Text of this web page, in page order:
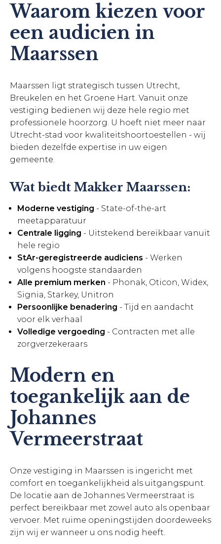
Waarom kiezen voor
een audicien in
Maarssen
Maarssen ligt strategisch tussen Utrecht,
Breukelen en het Groene Hart. Vanuit onze
vestiging bedienen wij deze hele regio met
professionele hoorzorg. U hoeft niet meer naar
Utrecht-stad voor kwaliteitshoortoestellen - wij
bieden dezelfde expertise in uw eigen
gemeente.
Wat biedt Makker Maarssen:
Moderne vestiging - State-of-the-art
meetapparatuur
Centrale ligging - Uitstekend bereikbaar vanuit
hele regio
StAr-geregistreerde audiciens - Werken
volgens hoogste standaarden
Alle premium merken - Phonak, Oticon, Widex,
Signia, Starkey, Unitron
Persoonlijke benadering - Tijd en aandacht
voor elk verhaal
Volledige vergoeding - Contracten met alle
zorgverzekeraars
Modern en
toegankelijk aan de
Johannes
Vermeerstraat
Onze vestiging in Maarssen is ingericht met
comfort en toegankelijkheid als uitgangspunt.
De locatie aan de Johannes Vermeerstraat is
perfect bereikbaar met zowel auto als openbaar
vervoer. Met ruime openingstijden doordeweeks
zijn wij er wanneer u ons nodig heeft.